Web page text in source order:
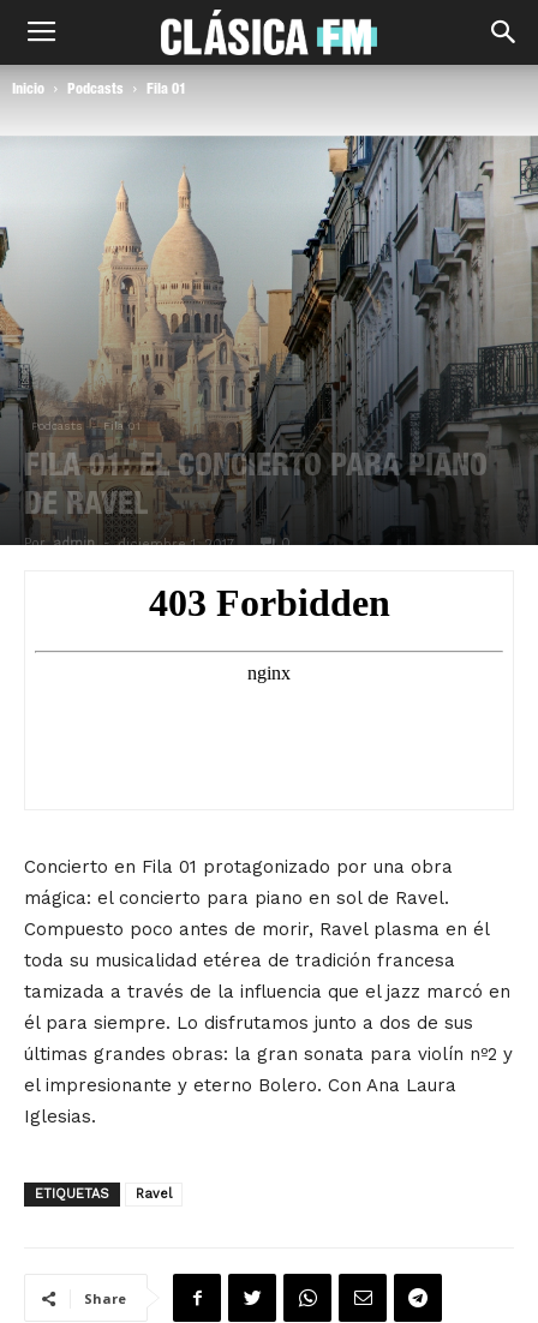
Inicio Podcasts Fila 01
Podcasts Fila 01
FILA 01: EL CONCIERTO PARA PIANO
DE RAVEL
Por admin - diciembre 1, 2017 0
Concierto en Fila 01 protagonizado por una obra
mágica: el concierto para piano en sol de Ravel.
Compuesto poco antes de morir, Ravel plasma en él
toda su musicalidad etérea de tradición francesa
tamizada a través de la influencia que el jazz marcó en
él para siempre. Lo disfrutamos junto a dos de sus
últimas grandes obras: la gran sonata para violín nº2 y
el impresionante y eterno Bolero. Con Ana Laura
Iglesias.
ETIQUETAS Ravel
Share